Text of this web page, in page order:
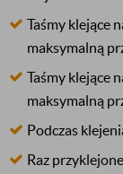
Taśmy klejące
maksymalną
Taśmy klejące
maksymalną
Podczas
Raz